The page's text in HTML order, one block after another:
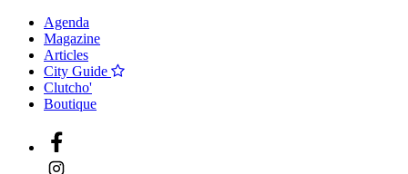
Agenda
Magazine
Articles
City Guide
Clutcho'
Boutique